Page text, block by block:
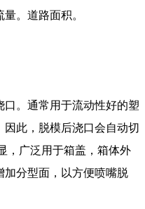
。道路面积。
。通常用于流动性好的塑
此，脱模后浇口会自动切
，广泛用于箱盖，箱体外
加分型面，以方便喷嘴脱